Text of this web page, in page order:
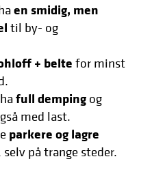
en smidig, men
til by- og
+ belte for minst
full dempingog
med last.
parkere og lagre
selv på trange steder.